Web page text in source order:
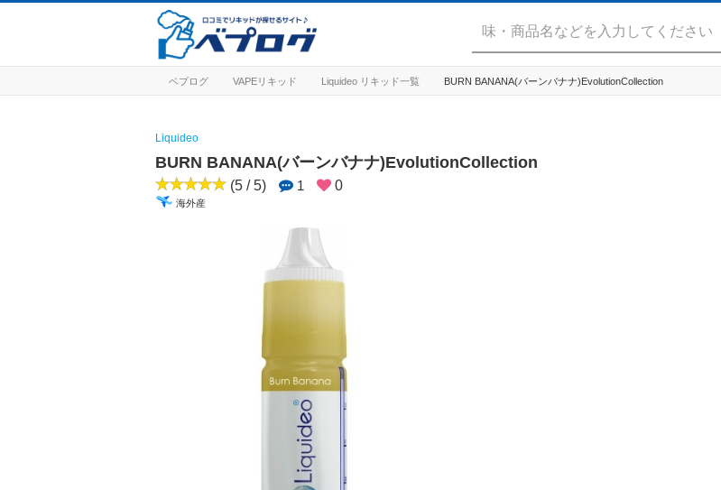
ベプログ VAPEリキッド Liquideo リキッド一覧 BURN BANANA(バーンバナナ)EvolutionCollection
Liquideo
BURN BANANA(バーンバナナ)EvolutionCollection
(5 / 5) 1 0
海外産